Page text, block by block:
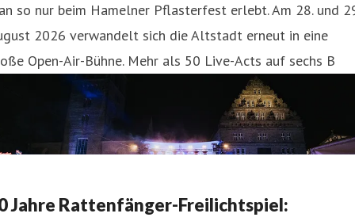
so nur beim Hamelner Pflasterfest erlebt. Am 28. und
2026 verwandelt sich die Altstadt erneut in eine
Open-Air-Bühne. Mehr als 50 Live-Acts auf sechs B
Jahre Rattenfänger-Freilichtspiel: